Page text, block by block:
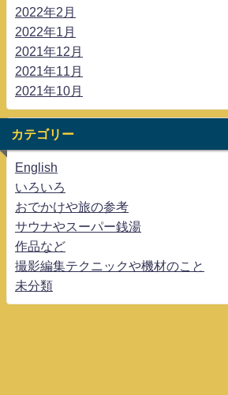
2022年2月
2022年1月
2021年12月
2021年11月
2021年10月
カテゴリー
English
いろいろ
おでかけや旅の参考
サウナやスーパー銭湯
作品など
撮影編集テクニックや機材のこと
未分類